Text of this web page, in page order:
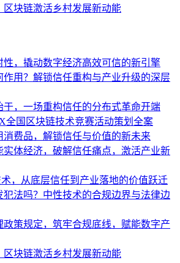
区块链激活乡村发展新动能
性，撬动数字经济高效可信的新引擎
作用？解锁信任重构与产业升级的深层
于，一场重构信任的分布式革命开端
全国区块链技术竞赛活动策划全案
消费品，解锁信任与价值的新未来
实体经济，破解信任痛点，激活产业新
，从底层信任到产业落地的价值跃迁
犯法吗？中性技术的合规边界与法律边
政策规定，筑牢合规底线，赋能数字产
区块链激活乡村发展新动能